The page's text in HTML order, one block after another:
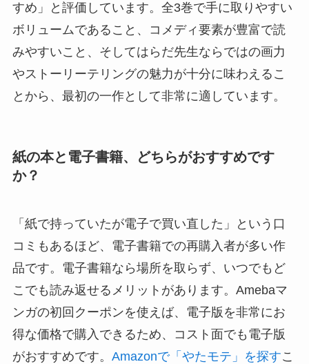
すめ」と評価しています。全3巻で手に取りやすい
ボリュームであること、コメディ要素が豊富で読
みやすいこと、そしてはらだ先生ならではの画力
やストーリーテリングの魅力が十分に味わえるこ
とから、最初の一作として非常に適しています。
紙の本と電子書籍、どちらがおすすめです
か？
「紙で持っていたが電子で買い直した」という口
コミもあるほど、電子書籍での再購入者が多い作
品です。電子書籍なら場所を取らず、いつでもど
こでも読み返せるメリットがあります。Amebaマ
ンガの初回クーポンを使えば、電子版を非常にお
得な価格で購入できるため、コスト面でも電子版
がおすすめです。 Amazonで「やたモテ」を探すこ